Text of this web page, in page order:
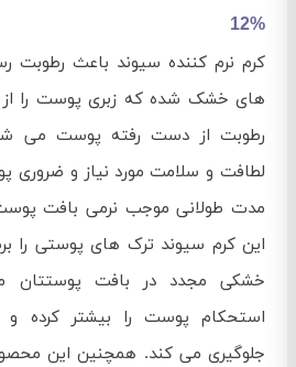
12%
کرم نرم کننده سیوند باعث
های خشک شده که زبری پوست را
رطوبت از دست رفته پوست می
لطافت و سلامت مورد نیاز و ضروری
مدت طولانی موجب نرمی بافت
این کرم سیوند ترک های پوستی را
خشکی مجدد در بافت
استحکام پوست را بیشتر کرده
جلوگیری می کند. همچنین این